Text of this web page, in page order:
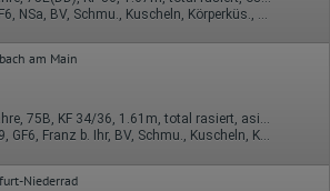
USA
Es wird verwendet, um
zu sammeln. Hotjar kann
Umfragen und Feedbackfunktionen, die
sind, von Ihnen bereitgestellte
69, GF6, NSa, BV, Schmu., Kuscheln, Körperküs., DSa
am Main
27 Jahre, 75B, KF 34/36, 1.61m, total rasiert, asiatisch
ZK, 69, GF6, Franz b. Ihr, BV, Schmu., Kuscheln, Körperküs.
Niederrad